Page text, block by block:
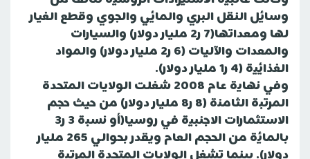
وسائل النقل البري والمائي والجوي وقطع الغيار
لها ومعداتها(7 ر2 مليار دولار) والسيارات
والمعدات والآليات (6 ر2 مليار دولار) والمواد
الغذائية (4 ر1 مليار دولار).
وفي نهاية عام 2008 شغلت الولايات المتحدة
المرتبة الثامنة (8 ر8 مليار دولار) من حيث حجم
الاستثمارات الاجنبية في روسيا(أو نسبة 3 ر3
بالمائة من الحجم العام ويقدر بحوالي 265 مليار
دولار). بينما تشغل الولايات المتحدة المرتبة